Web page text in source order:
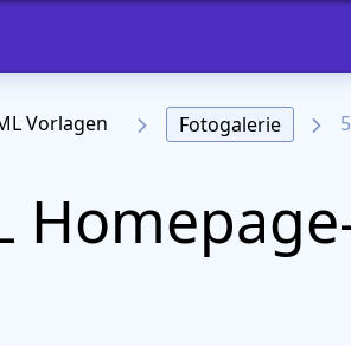
Vorlagen Fotogalerie